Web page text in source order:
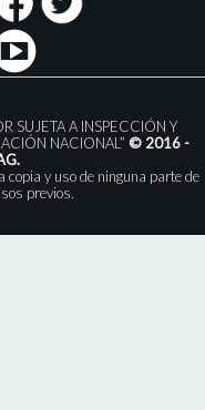
SUJETA A INSPECCIÓN Y
NACIONAL” © 2016 -
copia y uso de ninguna parte de
previos.